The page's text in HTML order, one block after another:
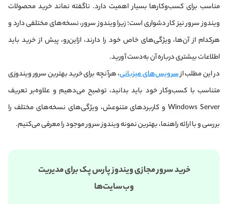
مناسب برای کسب‌وکارها بسیار اهمیت دارد. ناگفته نماند خرید محصولات
ویندوز سرور نیز کار دشواری است؛ زیرا ویندوز سرور، نسخه‌های مختلفی دارد و
هر‌کدام از آن‌ها، ویژگی‌های خاص خود را دارند، ازاین‌رو، پیش از خرید باید
اطلاعات بیشتری درباره آن به‌دست آورید.
در این مطلب ازسرویس‌های میزبانی، هر‌آنچه برای خرید بهترین سرور ویندوزی
متناسب با کسب‌وکار خود باید بدانید، توضیح می‌دهیم و علاوه‌بر تعریف
Windows Server و کاربردهای متنوعش، ویژگی‌های نسخه‌های مختلف را
بررسی و با ارائه راهنما، بهترین نمونه ویندوز سرور موجود را معرفی می‌کنیم.
خرید سرور مجازی ویندوز پارس پک برای مدیریت
وب‌سایت‌ها